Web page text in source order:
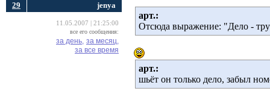
29 jenya
11.05.2007 | 21:25:00
все его сообщения:
за день, за месяц,
за все время
арт.:
Отсюда выражение: "Дело -
арт.:
шьёт он только дело, забыл